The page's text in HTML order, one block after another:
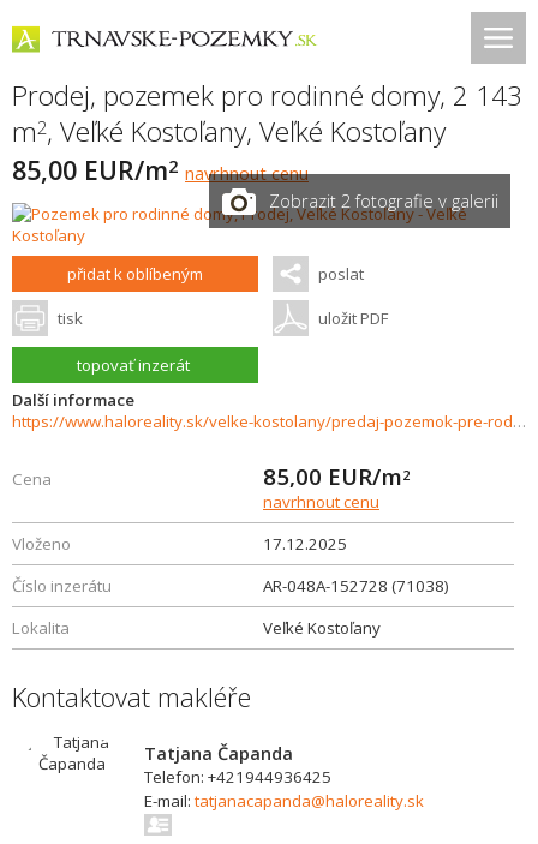
Prodej, pozemek pro rodinné domy, 2 143
m2, Veľké Kostoľany, Veľké Kostoľany
85,00 EUR/m2 navrhnout cenu
Zobrazit 2 fotografie v galerii
přidat k oblíbeným poslat
tisk uložit PDF
topovať inzerát
Další informace
https://www.haloreality.sk/velke-kostolany/predaj-pozemok-pre-rodinny-dom-2143-m2-velke-kostolany---exkluzivne-halo-reality/71038
Cena 85,00 EUR/m2
navrhnout cenu
Vloženo
17.12.2025
Číslo inzerátu
AR-048A-152728 (71038)
Lokalita
Veľké Kostoľany
Kontaktovat makléře
Tatjana Čapanda
Telefon: +421944936425
E-mail: tatjanacapanda@haloreality.sk